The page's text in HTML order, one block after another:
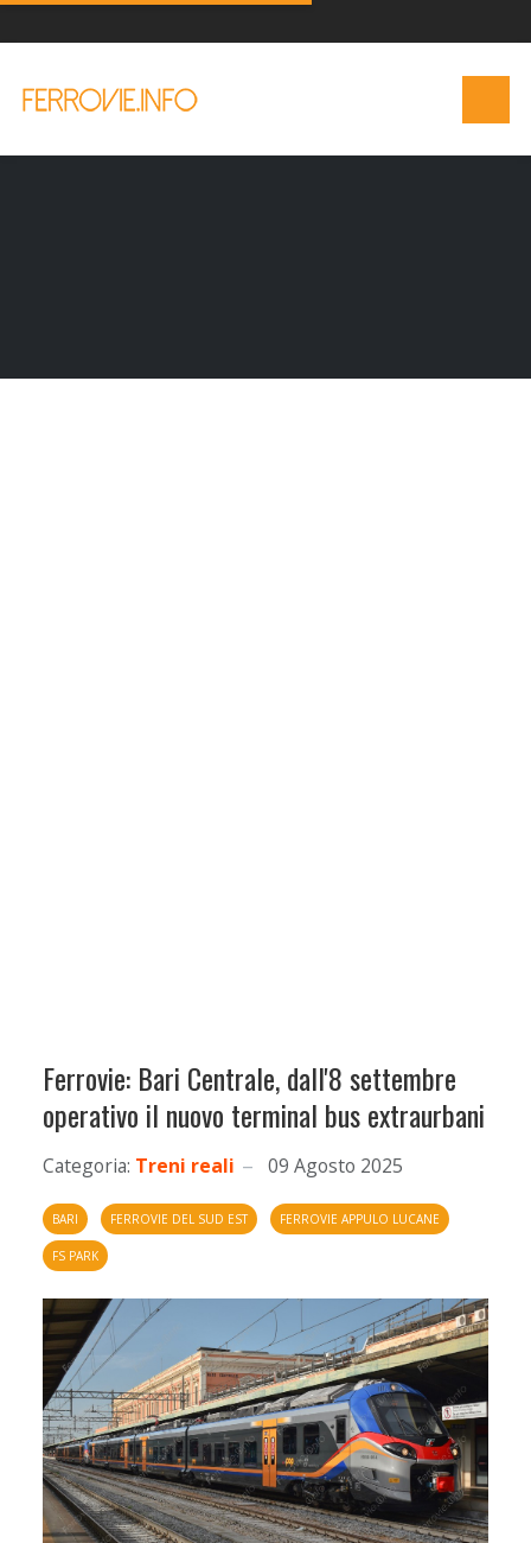
Ferrovie: Bari Centrale, dall'8 settembre
operativo il nuovo terminal bus extraurbani
Categoria: Treni reali 09 Agosto 2025
BARI FERROVIE DEL SUD EST FERROVIE APPULO LUCANE
FS PARK